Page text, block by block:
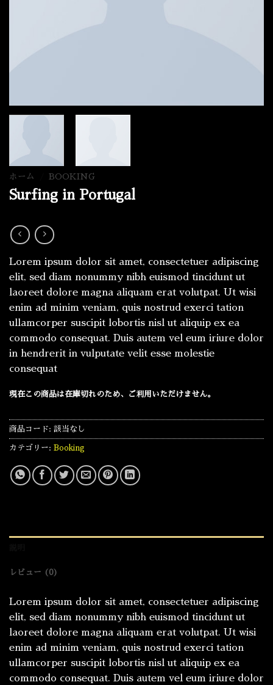
ホーム BOOKING
Surfing in Portugal
Lorem ipsum dolor sit amet, consectetuer adipiscing
elit, sed diam nonummy nibh euismod tincidunt ut
laoreet dolore magna aliquam erat volutpat. Ut wisi
enim ad minim veniam, quis nostrud exerci tation
ullamcorper suscipit lobortis nisl ut aliquip ex ea
commodo consequat. Duis autem vel eum iriure dolor
in hendrerit in vulputate velit esse molestie
consequat
現在この商品は在庫切れのため、ご利用いただけません。
商品コード: 該当なし
カテゴリー: Booking
レビュー (0)
Lorem ipsum dolor sit amet, consectetuer adipiscing
elit, sed diam nonummy nibh euismod tincidunt ut
laoreet dolore magna aliquam erat volutpat. Ut wisi
enim ad minim veniam, quis nostrud exerci tation
ullamcorper suscipit lobortis nisl ut aliquip ex ea
commodo consequat. Duis autem vel eum iriure dolor